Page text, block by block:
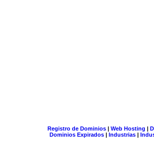
Registro de Dominios| Web Hosting |
Dominios Expirados | Industrias |